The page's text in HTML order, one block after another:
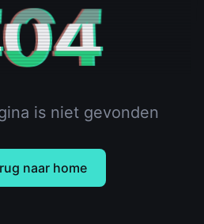
is niet gevonden
naar home